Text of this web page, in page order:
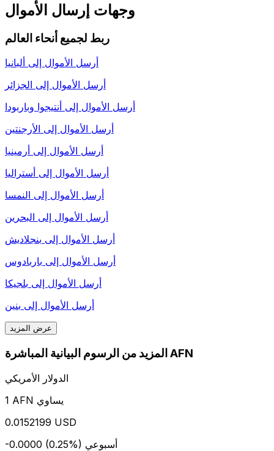
وجهات إرسال الأموال
ربط لجميع أنحاء العالم
أرسل الأموال إلى ألبانيا
أرسل الأموال إلى الجزائر
أرسل الأموال إلى أنتيجوا وباربودا
أرسل الأموال إلى الأرجنتين
أرسل الأموال إلى أرمينيا
أرسل الأموال إلى أستراليا
أرسل الأموال إلى النمسا
أرسل الأموال إلى البحرين
أرسل الأموال إلى بنجلاديش
أرسل الأموال إلى باربادوس
أرسل الأموال إلى بلجيكا
أرسل الأموال إلى بنين
عرض المزيد
المزيد من الرسوم البيانية المباشرة AFN
الدولار الأمريكي
1 AFN يساوي
0.0152199 USD
-0.0000 (0.25%) أسبوعي